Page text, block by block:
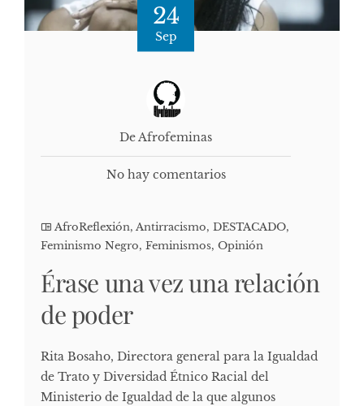
24
Sep
De Afrofeminas
No hay comentarios
AfroReflexión, Antirracismo, DESTACADO,
Feminismo Negro, Feminismos, Opinión
Érase una vez una relación
de poder
Rita Bosaho, Directora general para la Igualdad
de Trato y Diversidad Étnico Racial del
Ministerio de Igualdad de la que algunos